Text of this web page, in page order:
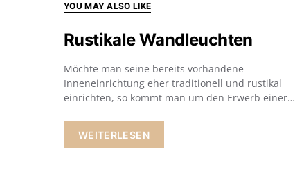
YOU MAY ALSO LIKE
Rustikale Wandleuchten
Möchte man seine bereits vorhandene
Inneneinrichtung eher traditionell und rustikal
einrichten, so kommt man um den Erwerb einer…
WEITERLESEN